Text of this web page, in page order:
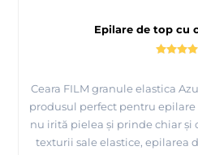
Epilare de top cu
Ceara FILM granule elastica
produsul perfect pentru epilare
nu irită pielea și prinde chiar și
texturii sale elastice, epilarea